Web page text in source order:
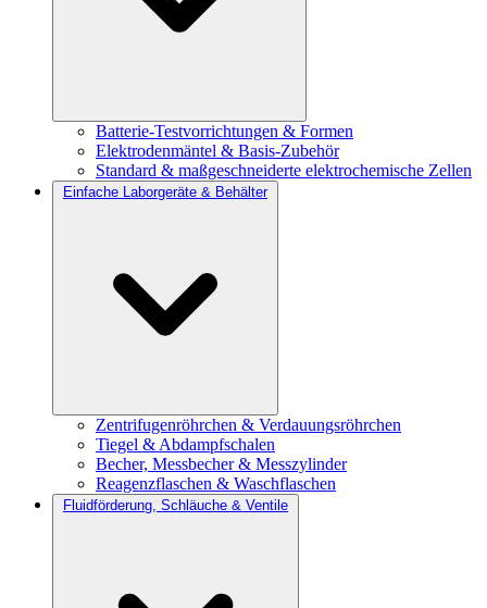
Batterie-Testvorrichtungen & Formen
Elektrodenmäntel & Basis-Zubehör
Standard & maßgeschneiderte elektrochemische Zellen
Einfache Laborgeräte & Behälter
Zentrifugenröhrchen & Verdauungsröhrchen
Tiegel & Abdampfschalen
Becher, Messbecher & Messzylinder
Reagenzflaschen & Waschflaschen
Fluidförderung, Schläuche & Ventile